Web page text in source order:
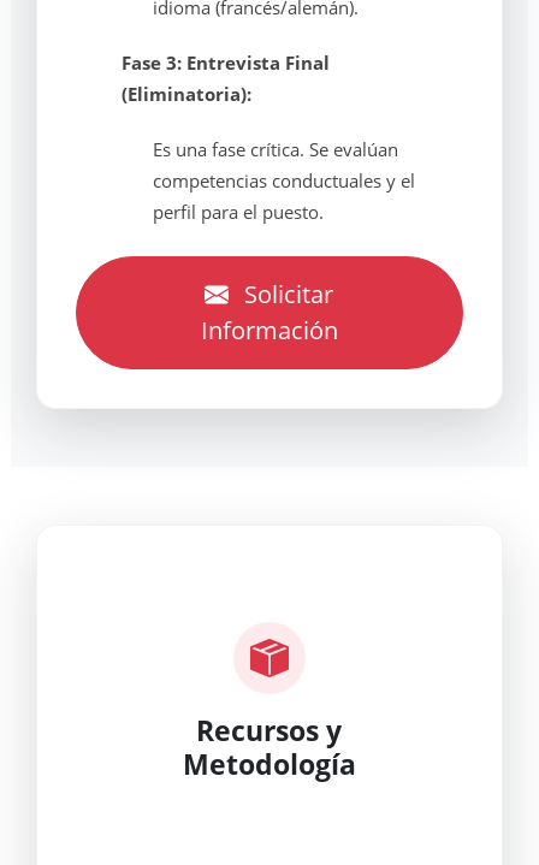
idioma (francés/alemán).
Fase 3: Entrevista Final
(Eliminatoria):
Es una fase crítica. Se evalúan
competencias conductuales y el
perfil para el puesto.
Solicitar
Información
Recursos y
Metodología